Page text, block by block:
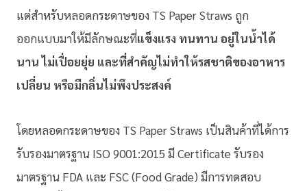
แต่สำหรับหลอดกระดาษของ TS Paper Straws ถูก
ออกแบบมาให้มีลักษณะที่แข็งแรง ทนทาน อยู่ในน้ำได้
นาน ไม่เปื่อยยุ่ย และที่สำคัญไม่ทำให้รสชาติของอาหาร
เปลี่ยน หรือมีกลิ่นไม่พึงประสงค์
โดยหลอดกระดาษของ TS Paper Straws เป็นสินค้าที่ได้การ
รับรองมาตรฐาน ISO 9001:2015 มี Certificate รับรอง
มาตรฐาน FDA และ FSC (Food Grade) มีการทดสอบ